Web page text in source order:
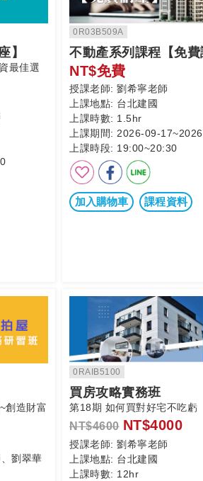
】
最佳選
0R03B509A
不動產系列課程【免費
NT$免費
授課老師: 劉希寧老師
上課地點: 台北建國
上課時數: 1.5hr
上課期間: 2026-09-
上課時段: 19:00~20:30
加入購物車 課程資料
創造財富
劉翠華
0RAIB5100
買房攻略實務班
第18期 如何買對好宅不吃虧
NT$4600 NT$4000
授課老師: 劉希寧老師
上課地點: 台北建國
上課時數: 12hr